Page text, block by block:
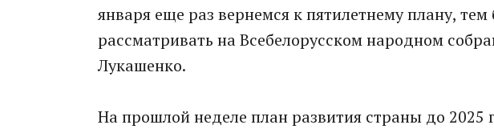
января еще раз вернемся к пятилетнему плану,
рассматривать на Всебелорусском народном
Лукашенко.
На прошлой неделе план развития страны до 2025